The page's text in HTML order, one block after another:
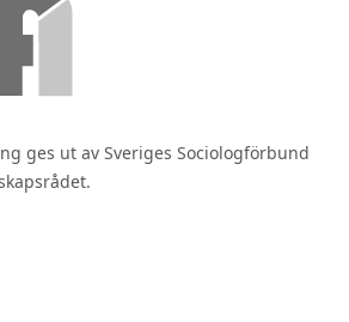
ges ut av Sveriges Sociologförbund